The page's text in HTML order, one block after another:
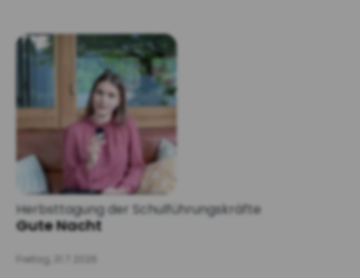
Herbsttagung der Schulführungskräfte
Gute Nacht
Freitag, 31.7.2026